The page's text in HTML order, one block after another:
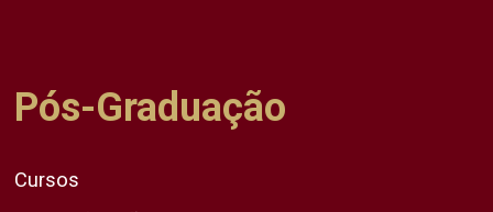
Pós-Graduação
Cursos